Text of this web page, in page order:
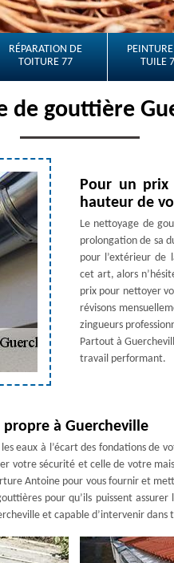
RÉPARATION DE
TOITURE 77
TUILE
de gouttière
Pour un prix
hauteur de
Le nettoyage de
prolongation de sa
pour l’extérieur de
cet art, alors
prix pour nettoyer
révisons
zingueurs
Partout à
travail performant.
à Guercheville
eaux à l’écart des fondations de
votre sécurité et celle de votre
Antoine pour vous fournir et
pour qu’ils puissent
et capable d’intervenir dans